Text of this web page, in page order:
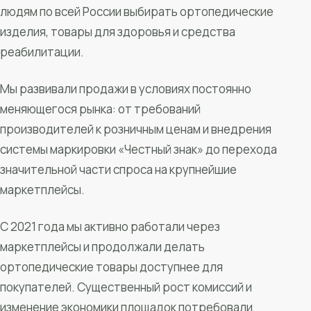
людям по всей России выбирать ортопедические
изделия, товары для здоровья и средства
реабилитации.
Мы развивали продажи в условиях постоянно
меняющегося рынка: от требований
производителей к розничным ценам и внедрения
системы маркировки «Честный знак» до перехода
значительной части спроса на крупнейшие
маркетплейсы.
С 2021 года мы активно работали через
маркетплейсы и продолжали делать
ортопедические товары доступнее для
покупателей. Существенный рост комиссий и
изменение экономики площадок потребовали